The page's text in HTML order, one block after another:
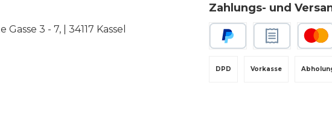
3 - 7, | 34117 Kassel
Zahlungs- und
Vorkasse
DPD